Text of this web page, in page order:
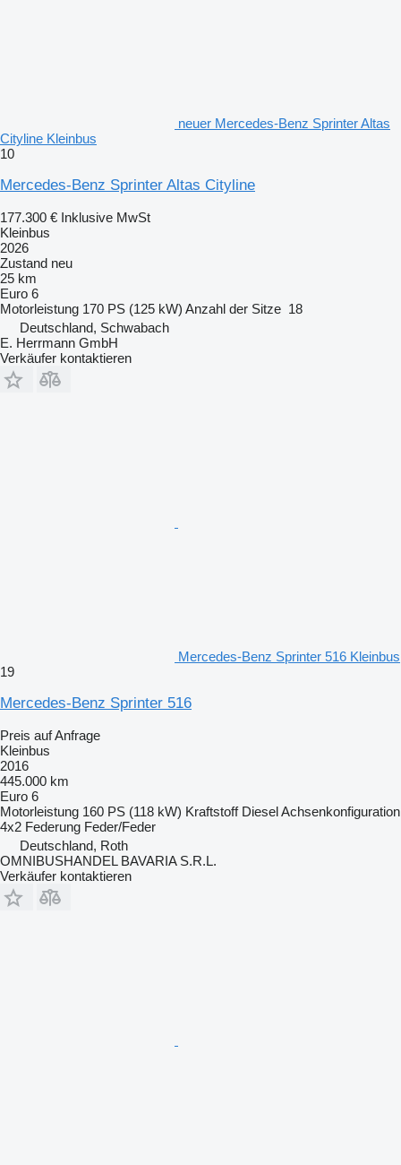
neuer Mercedes-Benz Sprinter Altas
Cityline Kleinbus
10
Mercedes-Benz Sprinter Altas Cityline
177.300 € Inklusive MwSt
Kleinbus
2026
Zustand neu
25 km
Euro 6
Motorleistung 170 PS (125 kW) Anzahl der Sitze 18
Deutschland, Schwabach
E. Herrmann GmbH
Verkäufer kontaktieren
Mercedes-Benz Sprinter 516 Kleinbus
19
Mercedes-Benz Sprinter 516
Preis auf Anfrage
Kleinbus
2016
445.000 km
Euro 6
Motorleistung 160 PS (118 kW) Kraftstoff DieselAchsenkonfiguration
4x2 Federung Feder/Feder
Deutschland, Roth
OMNIBUSHANDEL BAVARIA S.R.L.
Verkäufer kontaktieren